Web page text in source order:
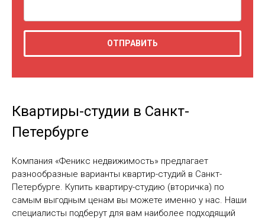
Квартиры-студии в Санкт-
Петербурге
Компания «Феникс недвижимость» предлагает
разнообразные варианты квартир-студий в Санкт-
Петербурге. Купить квартиру-студию (вторичка) по
самым выгодным ценам вы можете именно у нас. Наши
специалисты подберут для вам наиболее подходящий